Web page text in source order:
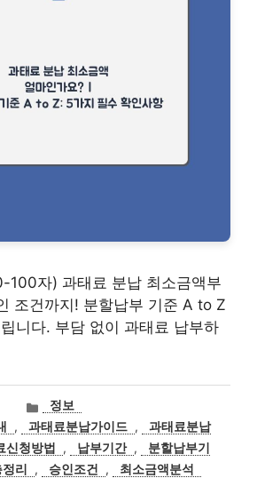
100자) 과태료 분납 최소금액부
조건까지! 분할납부 기준 A to Z
니다. 부담 없이 과태료 납부하
카
테
고
리
정보
, 과태료분납가이드 ,
과태료분납
신청방법 , 납부기간 ,
분할납부기
리 , 승인조건 , 최소금액분석